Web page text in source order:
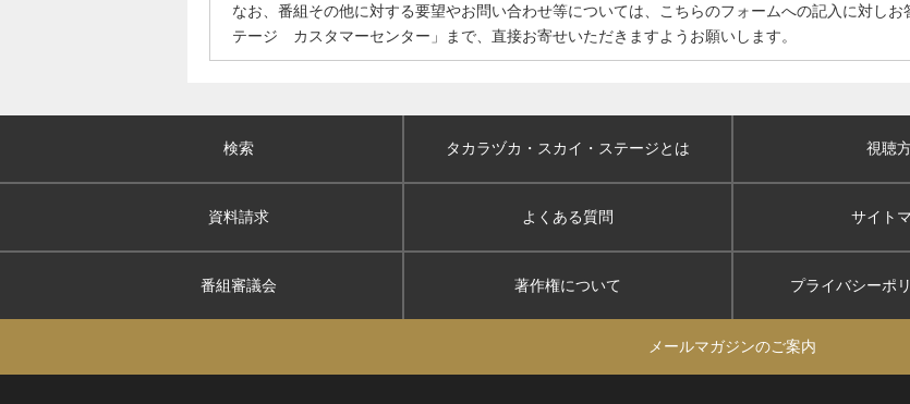
なお、番組その他に対する要望やお問い合わせ等については、こちらのフォームへの記入に対し
テージ カスタマーセンター」まで、直接お寄せいただきますようお願いします。
検索 タカラヅカ・スカイ ・ステージとは 視聴
資料請求 よくある質問 サイト
番組審議会 著作権について プライバシーポ
メールマガジンのご案内